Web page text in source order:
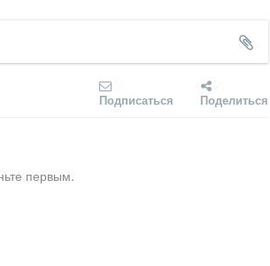
Подписаться Поделиться
первым.